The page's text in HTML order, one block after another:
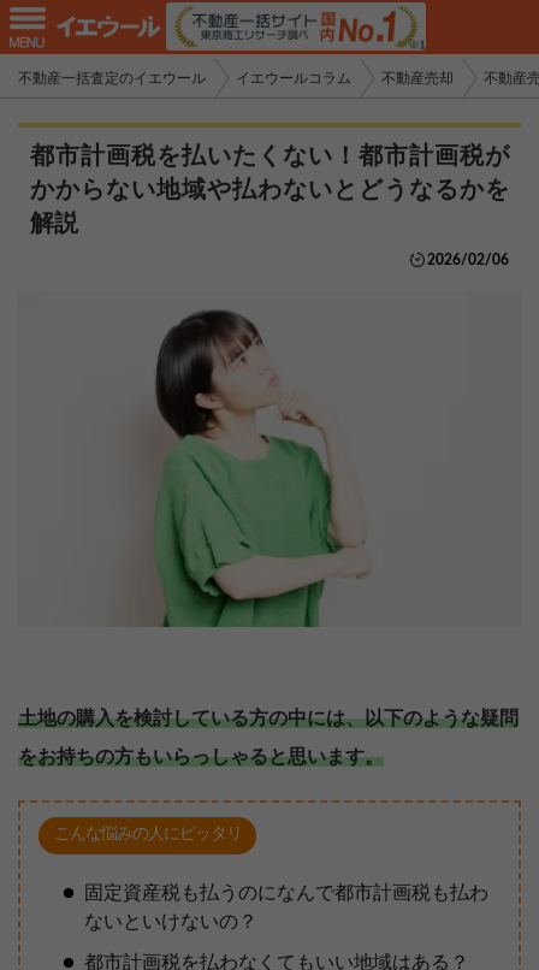
不動産一括査定のイエウール イエウールコラム 不動産売却 不動産
都市計画税を払いたくない！都市計画税が
かからない地域や払わないとどうなるかを
解説
2026/02/06
土地の購入を検討している方の中には、以下のような疑問
をお持ちの方もいらっしゃると思います。
こんな悩みの人にピッタリ
固定資産税も払うのになんで都市計画税も払わ
ないといけないの？
都市計画税を払わなくてもいい地域はある？